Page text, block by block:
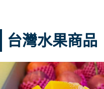
台灣水果商品